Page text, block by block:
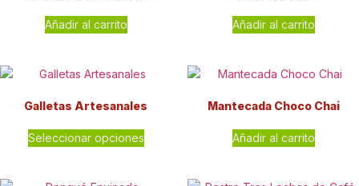
Añadir al carrito Añadir al carrito
Galletas Artesanales
Seleccionar opciones
Mantecada Choco Chai
Añadir al carrito